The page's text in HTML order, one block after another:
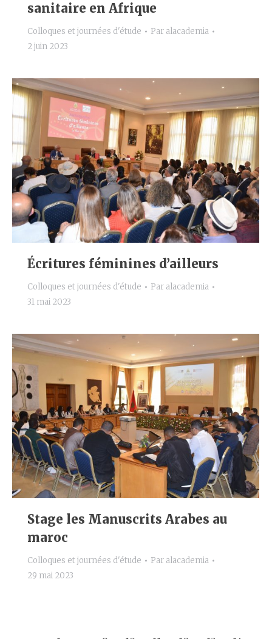
sanitaire en Afrique
Colloques et journées d'étude Par alacademia
2 juin 2023
Écritures féminines d’ailleurs
Colloques et journées d'étude Par alacademia
31 mai 2023
Stage les Manuscrits Arabes au
maroc
Colloques et journées d'étude Par alacademia
29 mai 2023